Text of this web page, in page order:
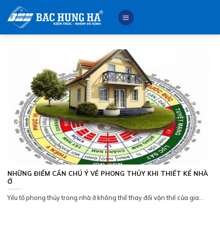
content
NHỮNG ĐIỂM CẦN CHÚ Ý VỀ PHONG THỦY KHI THIẾT KẾ NHÀ
Ở
Yếu tố phong thủy trong nhà ở không thể thay đổi vận thế của gia...